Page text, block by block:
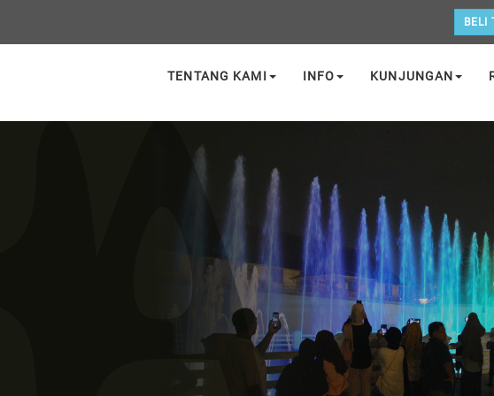
BELI
TENTANG KAMI INFO KUNJUNGAN